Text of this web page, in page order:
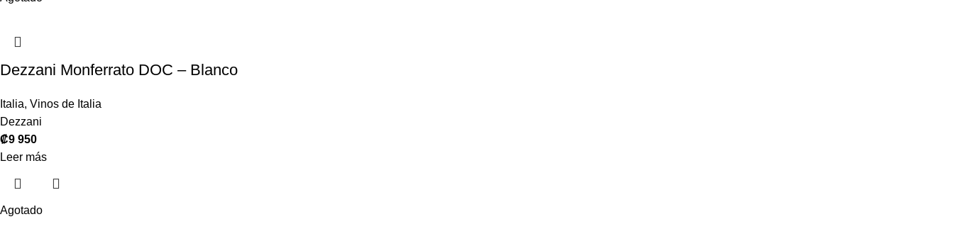
Dezzani Monferrato DOC – Blanco
Italia, Vinos de Italia
Dezzani
₡9 950
Leer más
Agotado